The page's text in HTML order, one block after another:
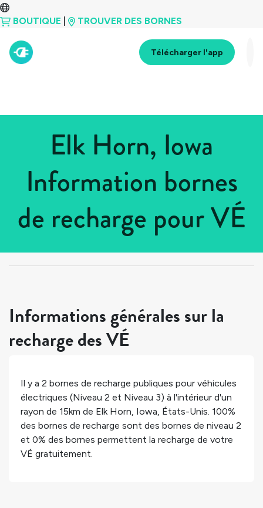
BOUTIQUE TROUVER DES BORNES
Télécharger l'app
Elk Horn, Iowa
Information bornes
de recharge pour VÉ
États-Unis > Iowa
Informations générales sur la
recharge des VÉ
Il y a 2 bornes de recharge publiques pour véhicules
électriques (Niveau 2 et Niveau 3) à l'intérieur d'un
rayon de 15km de Elk Horn, Iowa, États-Unis. 100%
des bornes de recharge sont des bornes de niveau 2
et 0% des bornes permettent la recharge de votre
VÉ gratuitement.